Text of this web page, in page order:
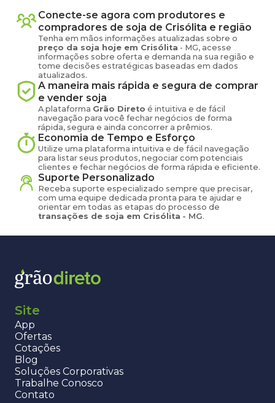
Conecte-se agora com produtores e
compradores de soja de Crisólita e região
Tenha em mãos informações atualizadas sobre o
preço da soja hoje em Crisólita - MG, acesse
informações sobre oferta e demanda na sua região e
tome decisões estratégicas baseadas em dados
atualizados.
A maneira mais rápida e segura de comprar
e vender soja
A plataforma Grão Direto é intuitiva e de fácil
navegação para você fechar negócios de forma
rápida, segura e ainda concorrer a prêmios.
Economia de Tempo e Esforço
Utilize uma plataforma intuitiva e de fácil navegação
para listar seus produtos, negociar com potenciais
clientes e fechar negócios de forma rápida e eficiente.
Suporte Personalizado
Receba suporte especializado sempre que precisar,
com uma equipe dedicada pronta para te ajudar e
orientar em todas as etapas do processo de
transações de soja em Crisólita - MG.
Site
App
Ofertas
Cotações
Blog
Soluções Corporativas
Trabalhe Conosco
Contato